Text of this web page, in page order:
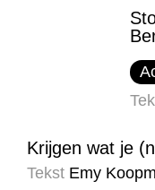
Krijgen wat je
Tekst Emy